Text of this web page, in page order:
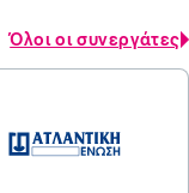
Όλοι οι συνεργάτες